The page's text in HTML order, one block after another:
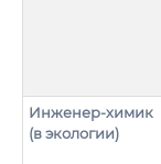
Инженер-химик
(в экологии)